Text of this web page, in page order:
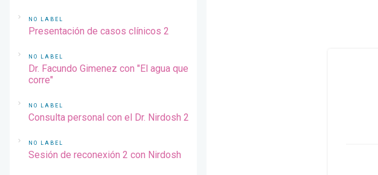
NO LABEL
Presentación de casos clínicos 2
NO LABEL
Dr. Facundo Gimenez con "El agua que
corre"
NO LABEL
Consulta personal con el Dr. Nirdosh 2
NO LABEL
Sesión de reconexión 2 con Nirdosh